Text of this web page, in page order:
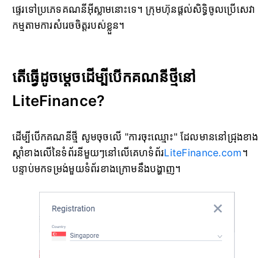
ផ្ទេរទៅប្រភេទគណនីអ៊ីស្លាមនោះទេ។ ក្រុមហ៊ុនផ្តល់សិទ្ធិចូលប្រើសេវា
កម្មតាមការសំរេចចិត្តរបស់ខ្លួន។
តើធ្វើដូចម្តេចដើម្បីបើកគណនីថ្មីនៅ
LiteFinance?
ដើម្បីបើកគណនីថ្មី សូមចុចលើ "ការចុះឈ្មោះ" ដែលមាននៅជ្រុងខាង
ស្តាំខាងលើនៃទំព័រនីមួយៗនៅលើគេហទំព័រLiteFinance.com។
បន្ទាប់មកទម្រង់មួយទំព័រខាងក្រោមនឹងបង្ហាញ។